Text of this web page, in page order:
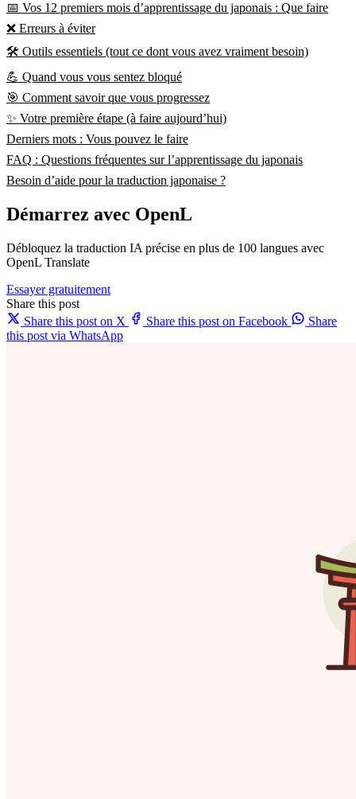
📅 Vos 12 premiers mois d’apprentissage du japonais : Que faire
❌ Erreurs à éviter
🛠️ Outils essentiels (tout ce dont vous avez vraiment besoin)
💪 Quand vous vous sentez bloqué
🎯 Comment savoir que vous progressez
✨ Votre première étape (à faire aujourd’hui)
Derniers mots : Vous pouvez le faire
FAQ : Questions fréquentes sur l’apprentissage du japonais
Besoin d’aide pour la traduction japonaise ?
Démarrez avec OpenL
Débloquez la traduction IA précise en plus de 100 langues avec
OpenL Translate
Essayer gratuitement
Share this post
Share this post on X
Share this post on Facebook
Share
this post via WhatsApp